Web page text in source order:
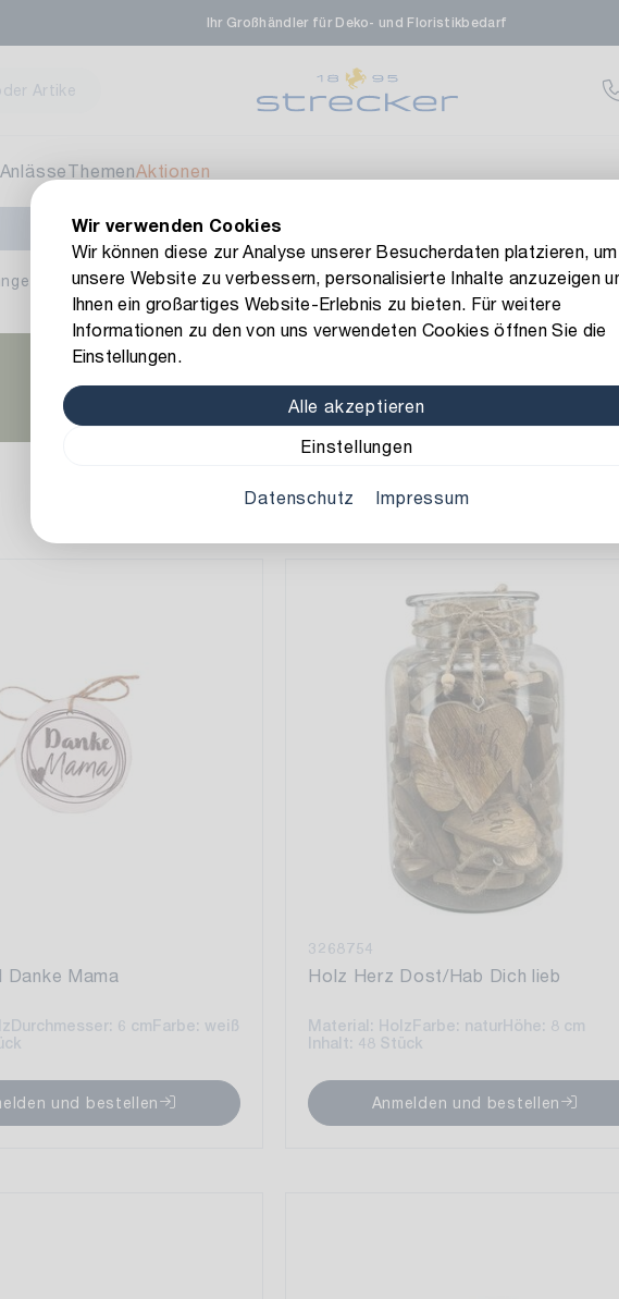
Wir verwenden Cookies
Wir können diese zur Analyse unserer Besucherdaten platzieren, um
unsere Website zu verbessern, personalisierte Inhalte anzuzeigen
Ihnen ein großartiges Website-Erlebnis zu bieten. Für weitere
Informationen zu den von uns verwendeten Cookies öffnen Sie die
Einstellungen.
Alle akzeptieren
Einstellungen
Datenschutz Impressum
Ihr Großhändler für Deko- und Floristikbedarf
AnlässeThemenAktionen
FLORISSIMA-Kollektion H/W 2026 –
Hänger
Danke Mama
Durchmesser: 6 cm Farbe: weiß
und bestellen
3268754
Holz Herz Dost/Hab Dich lieb
Material: Holz Farbe: naturHöhe: 8 cm
Inhalt: 48 Stück
Anmelden und bestellen